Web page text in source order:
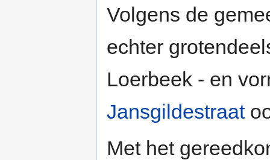
Volgens de
echter
Loerbeek - en
Jansgildestraat
Met het